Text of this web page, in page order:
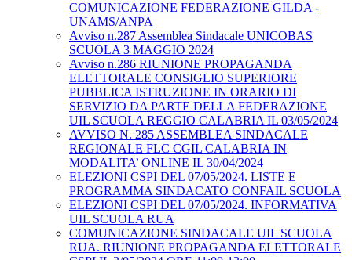
COMUNICAZIONE FEDERAZIONE GILDA -
UNAMS/ANPA
Avviso n.287 Assemblea Sindacale UNICOBAS
SCUOLA 3 MAGGIO 2024
Avviso n.286 RIUNIONE PROPAGANDA
ELETTORALE CONSIGLIO SUPERIORE
PUBBLICA ISTRUZIONE IN ORARIO DI
SERVIZIO DA PARTE DELLA FEDERAZIONE
UIL SCUOLA REGGIO CALABRIA IL 03/05/2024
AVVISO N. 285 ASSEMBLEA SINDACALE
REGIONALE FLC CGIL CALABRIA IN
MODALITA’ ONLINE IL 30/04/2024
ELEZIONI CSPI DEL 07/05/2024. LISTE E
PROGRAMMA SINDACATO CONFAIL SCUOLA
ELEZIONI CSPI DEL 07/05/2024. INFORMATIVA
UIL SCUOLA RUA
COMUNICAZIONE SINDACALE UIL SCUOLA
RUA. RIUNIONE PROPAGANDA ELETTORALE